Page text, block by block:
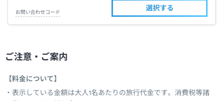
お問い合わせコード
選択する
ご注意・ご案内
【料金について】
表示している金額は大人1名あたりの旅行代金です。消費税等諸